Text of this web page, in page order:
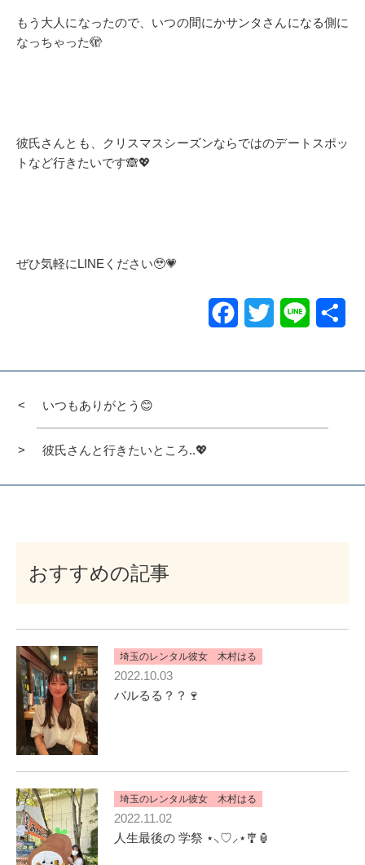
もう大人になったので、いつの間にかサンタさんになる側に
なっちゃった🫣
彼氏さんとも、クリスマスシーズンならではのデートスポッ
トなど行きたいです🙈💖
ぜひ気軽にLINEください🥹💗
Facebook
Twitter Line
いつもありがとう😊
彼氏さんと行きたいところ..💖
おすすめの記事
埼玉のレンタル彼女 木村はる
2022.10.03
バルるる？？🍷
埼玉のレンタル彼女 木村はる
2022.11.02
人生最後の 学祭 ⋆⸜♡⸝‍⋆🎐🏮